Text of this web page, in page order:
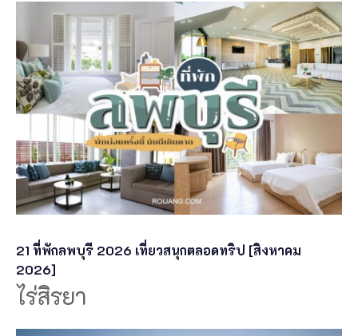
21 ที่พักลพบุรี 2026 เที่ยวสนุกตลอดทริป [สิงหาคม
2026]
ไร่สิรยา